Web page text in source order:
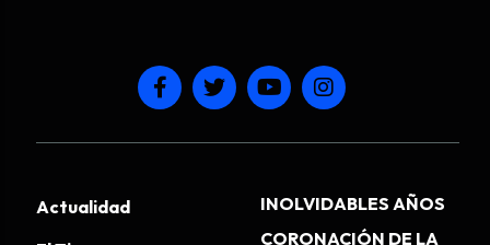
Actualidad
INOLVIDABLES AÑOS
CORONACIÓN DE LA